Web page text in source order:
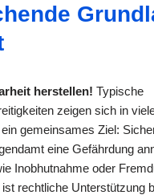
herstellen! Typische
zeigen sich in
gemeinsames Ziel:
eine Gefährdung
Inobhutnahme oder
rechtliche Unterstützung